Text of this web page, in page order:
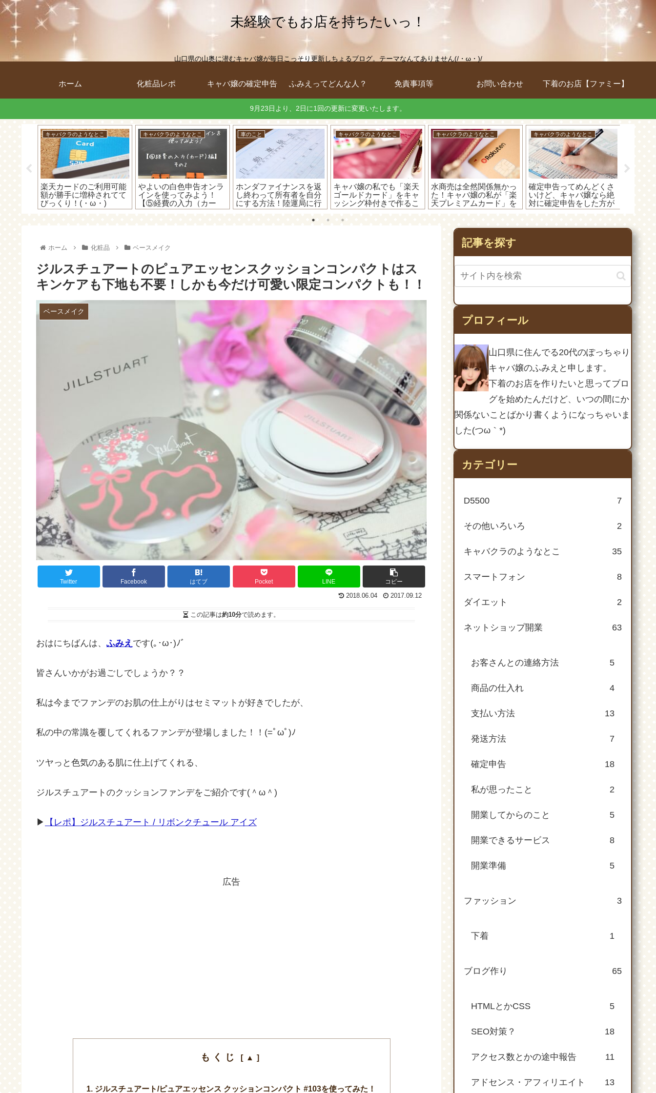
未経験でもお店を持ちたいっ！
山口県の山奥に潜むキャバ嬢が毎日こっそり更新しちょるブログ。テーマなんてありません(/・ω・)/
ホーム 化粧品レポ キャバ嬢の確定申告 ふみえってどんな人？ 免責事項等 お問い合わせ 下着のお店【ファミー】
9月23日より、2日に1回の更新に変更いたします。
キャバクラのようなとこ
楽天カードのご利用可能
額が勝手に増枠されてて
びっくり！(・ω・)
キャバクラのようなとこ
やよいの白色申告オンラ
インを使ってみよう！
【⑤経費の入力（カー
ド）編】～カードで支払
車のこと
ホンダファイナンスを返
し終わって所有者を自分
にする方法！陸運局に行
けば安くて速くて超簡単
キャバクラのようなとこ
キャバ嬢の私でも「楽天
ゴールドカード」をキャ
ッシング枠付きで作るこ
とが出来ました！水商売
だからって諦めないで！
キャバクラのようなとこ
水商売は全然関係無かっ
た！キャバ嬢の私が「楽
天プレミアムカード」を
最大利用可能枠の300万
(´っ･ω･)っ
キャバクラのようなとこ
確定申告ってめんどくさ
いけど、キャバ嬢なら絶
対に確定申告をした方が
いいたった1つの理由！
ホーム 化粧品 ベースメイク
ジルスチュアートのピュアエッセンスクッションコンパクトはス
キンケアも下地も不要！しかも今だけ可愛い限定コンパクトも！！
ベースメイク
Twitter Facebook はてブ Pocket LINE コピー
2018.06.04 2017.09.12
この記事は約10分で読めます。
おはにちばんは、 ふみえ です(｡･ω･)ﾉﾞ
皆さんいかがお過ごしでしょうか？？
私は今までファンデのお肌の仕上がりはセミマットが好きでしたが、
私の中の常識を覆してくれるファンデが登場しました！！(=ﾟωﾟ)ﾉ
ツヤっと色気のある肌に仕上げてくれる、
ジルスチュアートのクッションファンデをご紹介です(＾ω＾)
▶ 【レポ】ジルスチュアート / リボンクチュール アイズ
広告
もくじ
ジルスチュアート/ピュアエッセンス クッションコンパクト #103を使ってみた！
記事を探す
プロフィール
山口県に住んでる20代のぽっちゃり
キャバ嬢のふみえと申します。
下着のお店を作りたいと思ってブロ
グを始めたんだけど、いつの間にか
関係ないことばかり書くようになっちゃいま
した(つω｀*)
カテゴリー
D5500 7
その他いろいろ 2
キャバクラのようなとこ 35
スマートフォン 8
ダイエット 2
ネットショップ開業 63
お客さんとの連絡方法 5
商品の仕入れ 4
支払い方法 13
発送方法 7
確定申告 18
私が思ったこと 2
開業してからのこと 5
開業できるサービス 8
開業準備 5
ファッション 3
下着 1
ブログ作り 65
HTMLとかCSS 5
SEO対策？ 18
アクセス数とかの途中報告 11
アドセンス・アフィリエイト 13